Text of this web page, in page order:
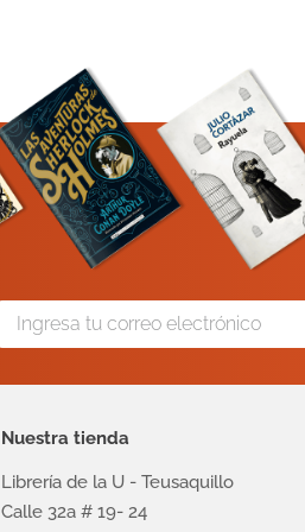
Nuestra tienda
Librería de la U - Teusaquillo
Calle 32a # 19- 24